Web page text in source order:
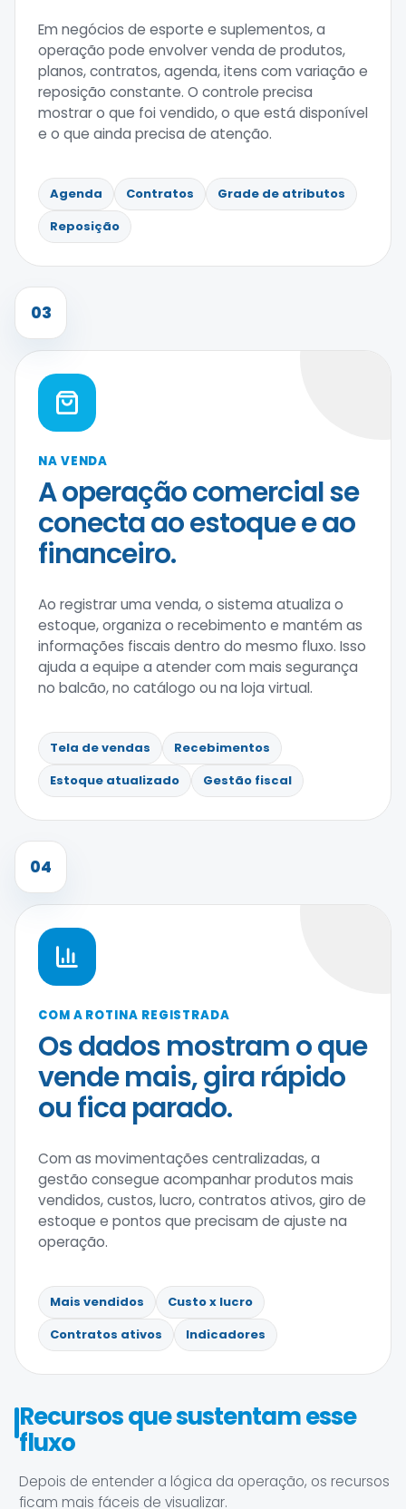
Em negócios de esporte e suplementos, a
operação pode envolver venda de produtos,
planos, contratos, agenda, itens com variação e
reposição constante. O controle precisa
mostrar o que foi vendido, o que está disponível
e o que ainda precisa de atenção.
Agenda Contratos
Grade de atributos
Reposição
03
NA VENDA
A operação comercial se
conecta ao estoque e ao
financeiro.
Ao registrar uma venda, o sistema atualiza o
estoque, organiza o recebimento e mantém as
informações fiscais dentro do mesmo fluxo. Isso
ajuda a equipe a atender com mais segurança
no balcão, no catálogo ou na loja virtual.
Tela de vendas
Recebimentos
Estoque atualizado
Gestão fiscal
04
COM A ROTINA REGISTRADA
Os dados mostram o que
vende mais, gira rápido
ou fica parado.
Com as movimentações centralizadas, a
gestão consegue acompanhar produtos mais
vendidos, custos, lucro, contratos ativos, giro de
estoque e pontos que precisam de ajuste na
operação.
Mais vendidos
Custo x lucro
Contratos ativos
Indicadores
Recursos que sustentam esse
fluxo
Depois de entender a lógica da operação, os recursos
ficam mais fáceis de visualizar.